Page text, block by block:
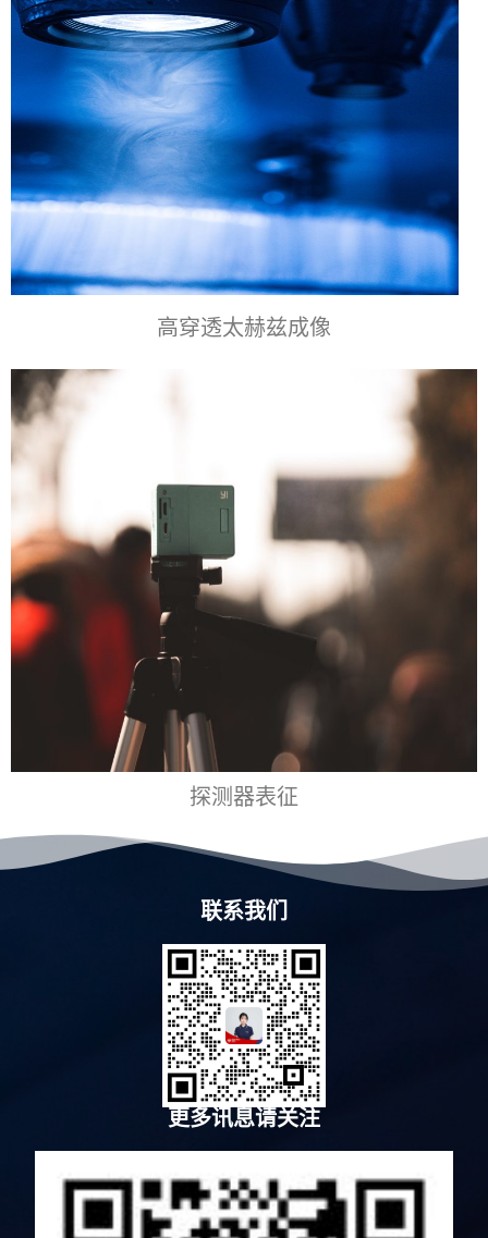
高穿透太赫兹成像
探测器表征
联系我们
更多讯息请关注